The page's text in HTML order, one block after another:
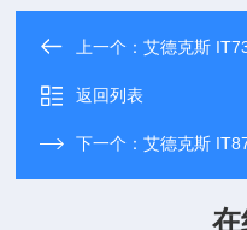
上一个：艾德克斯
返回列表
下一个：艾德克斯
在